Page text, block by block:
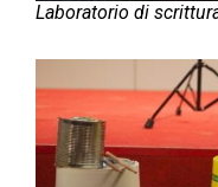
Laboratorio di